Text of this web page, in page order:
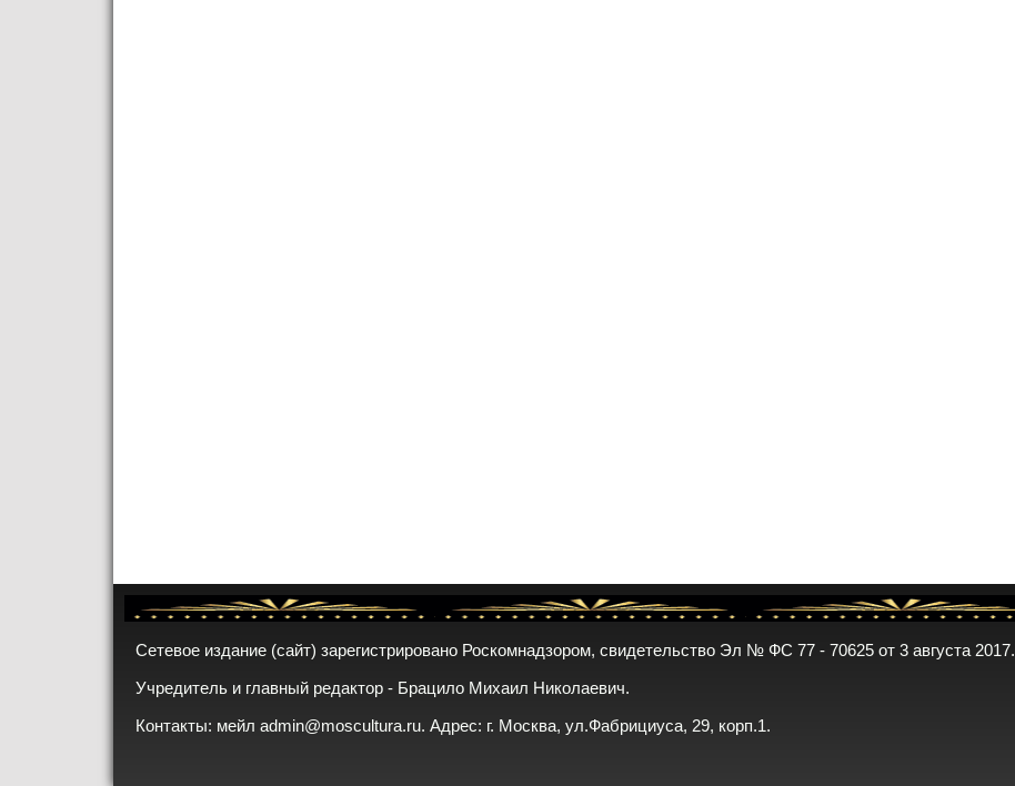
Сетевое издание (сайт) зарегистрировано Роскомнадзором, свидетельство Эл № ФС 77 - 70625 от 3 августа 2017.
Учредитель и главный редактор - Брацило Михаил Николаевич.
Контакты: мейл admin@moscultura.ru. Адрес: г. Москва, ул.Фабрициуса, 29, корп.1.